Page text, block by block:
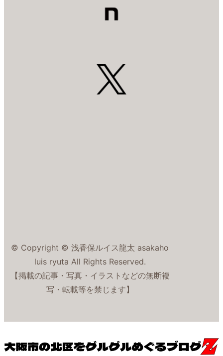
© Copyright © 浅香保ルイス龍太 asakaho
luis ryuta All Rights Reserved.
【掲載の記事・写真・イラストなどの無断複
写・転載等を禁じます】